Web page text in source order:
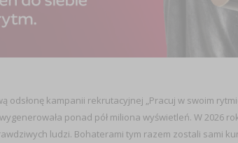
odsłonę kampanii rekrutacyjnej „Pracuj w swoim
ponad pół miliona wyświetleń. W 2026
ludzi. Bohaterami tym razem zostali sami